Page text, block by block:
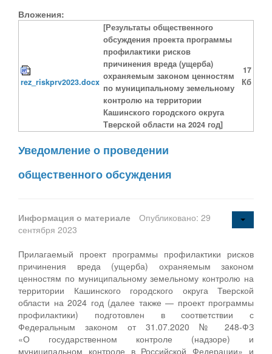
Вложения:
rez_riskprv2023.docx
[Результаты общественного
обсуждения проекта программы
профилактики рисков
причинения вреда (ущерба)
охраняемым законом ценностям
по муниципальному земельному
контролю на территории
Кашинского городского округа
Тверской области на 2024 год]
17
Кб
Уведомление о проведении
общественного обсуждения
Информация о материале
Опубликовано: 29
сентября 2023
Прилагаемый проект программы профилактики рисков
причинения вреда (ущерба) охраняемым законом
ценностям по муниципальному земельному контролю на
территории Кашинского городского округа Тверской
области на 2024 год (далее также — проект программы
профилактики) подготовлен в соответствии с
Федеральным законом от 31.07.2020 № 248-ФЗ
«О государственном контроле (надзоре) и
муниципальном контроле в Российской Федерации» и